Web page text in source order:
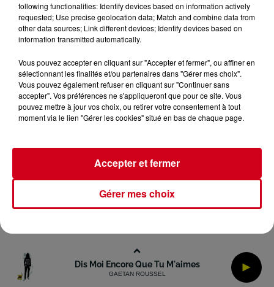
Dis Moi Encore Que Tu M'aimes
GAETAN ROUSSEL
Gestion des Cookies Plan du site
2026 2025 2024 2023 2022
following functionalities: Identify devices based on information actively
requested; Use precise geolocation data; Match and combine data from
other data sources; Link different devices; Identify devices based on
information transmitted automatically.
Vous pouvez accepter en cliquant sur "Accepter et fermer", ou affiner en
sélectionnant les finalités et/ou partenaires dans "Gérer mes choix".
Vous pouvez également refuser en cliquant sur "Continuer sans
accepter". Vos préférences ne s'appliqueront que pour ce site. Vous
pouvez mettre à jour vos choix, ou retirer votre consentement à tout
moment via le lien "Gérer les cookies" situé en bas de chaque page.
Gérer mes choix
Accepter et fermer